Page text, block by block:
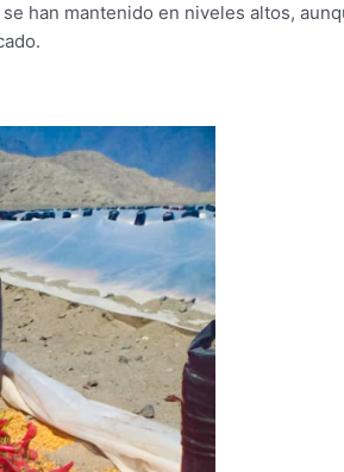
han mantenido en niveles altos,